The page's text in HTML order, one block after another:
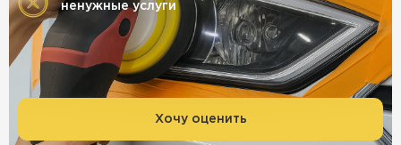
ненужные услуги
Хочу оценить